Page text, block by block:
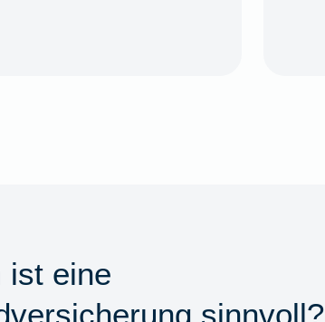
ist eine
sinnvoll?